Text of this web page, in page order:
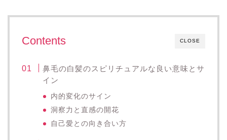
CLOSE
Contents
鼻毛の白髪のスピリチュアルな良い意味とサ
イン
内的変化のサイン
洞察力と直感の開花
自己愛との向き合い方